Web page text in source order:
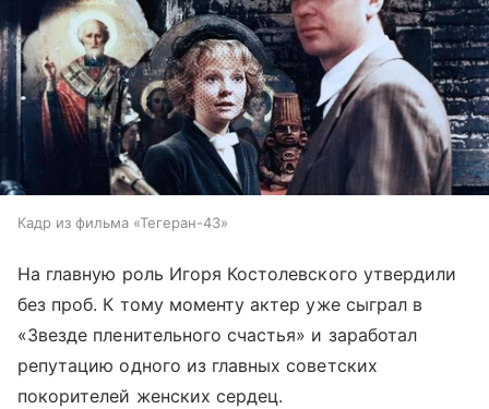
Кадр из фильма «Тегеран-43»
На главную роль Игоря Костолевского утвердили
без проб. К тому моменту актер уже сыграл в
«Звезде пленительного счастья» и заработал
репутацию одного из главных советских
покорителей женских сердец.